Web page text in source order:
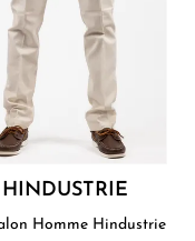
HINDUSTRIE
Pantalon Homme Hindustrie